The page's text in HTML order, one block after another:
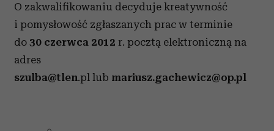
O zakwalifikowaniu decyduje kreatywność
i pomysłowość zgłaszanych prac w terminie
do 30 czerwca 2012 r. pocztą elektroniczną na
adres
szulba@tlen.pl lub mariusz.gachewicz@op.pl